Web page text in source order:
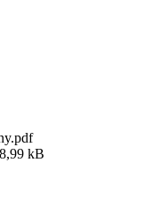
kB